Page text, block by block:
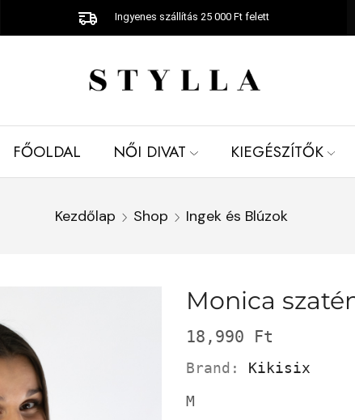
Ingyenes szállítás 25 000 Ft felett
FŐOLDAL NŐI DIVAT KIEGÉSZÍTŐK
Kezdőlap Shop Ingek és Blúzok
Monica
18,990 Ft
Brand: Kikisix
M